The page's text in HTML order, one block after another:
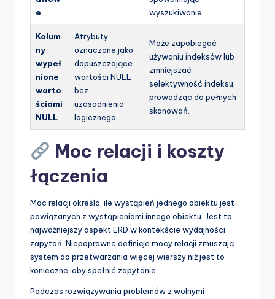
e
wyszukiwanie.
Kolum
ny
wypeł
nione
warto
ściami
NULL
Atrybuty
oznaczone jako
dopuszczające
wartości NULL
bez
uzasadnienia
logicznego.
Może zapobiegać
używaniu indeksów lub
zmniejszać
selektywność indeksu,
prowadząc do pełnych
skanowań.
Moc relacji i koszty
łączenia
Moc relacji określa, ile wystąpień jednego obiektu jest
powiązanych z wystąpieniami innego obiektu. Jest to
najważniejszy aspekt ERD w kontekście wydajności
zapytań. Niepoprawne definicje mocy relacji zmuszają
system do przetwarzania więcej wierszy niż jest to
konieczne, aby spełnić zapytanie.
Podczas rozwiązywania problemów z wolnymi